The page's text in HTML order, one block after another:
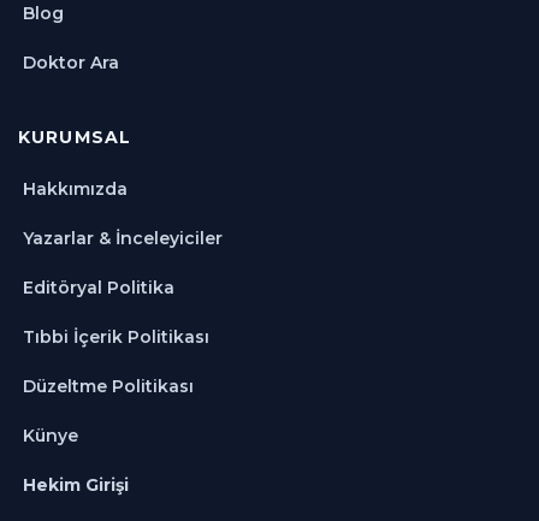
Blog
Doktor Ara
KURUMSAL
Hakkımızda
Yazarlar & İnceleyiciler
Editöryal Politika
Tıbbi İçerik Politikası
Düzeltme Politikası
Künye
Hekim Girişi